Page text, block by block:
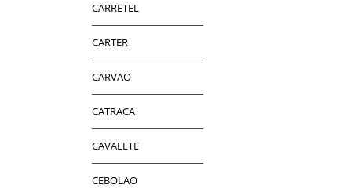
CARRETEL
CARTER
CARVAO
CATRACA
CAVALETE
CEBOLAO